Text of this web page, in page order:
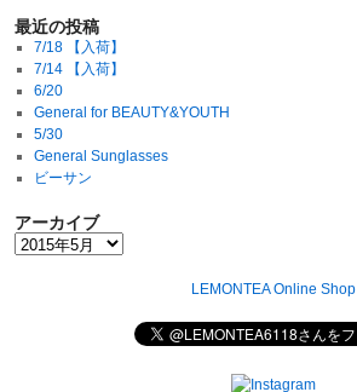
最近の投稿
7/18 【入荷】
7/14 【入荷】
6/20
General for BEAUTY&YOUTH
5/30
General Sunglasses
ビーサン
アーカイブ
LEMONTEA Online Shop